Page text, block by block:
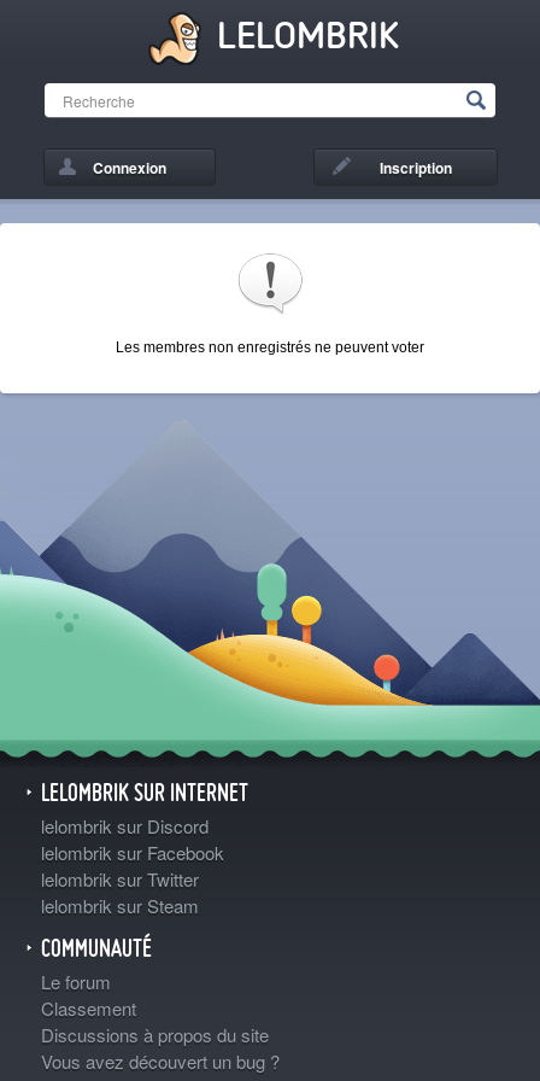
LELOMBRIK
Connexion Inscription
Les membres non enregistrés ne peuvent voter
LELOMBRIK SUR INTERNET
lelombrik sur Discord
lelombrik sur Facebook
lelombrik sur Twitter
lelombrik sur Steam
COMMUNAUTÉ
Le forum
Classement
Discussions à propos du site
Vous avez découvert un bug ?